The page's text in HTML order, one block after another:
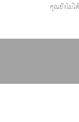
คุณยังไม่ไ